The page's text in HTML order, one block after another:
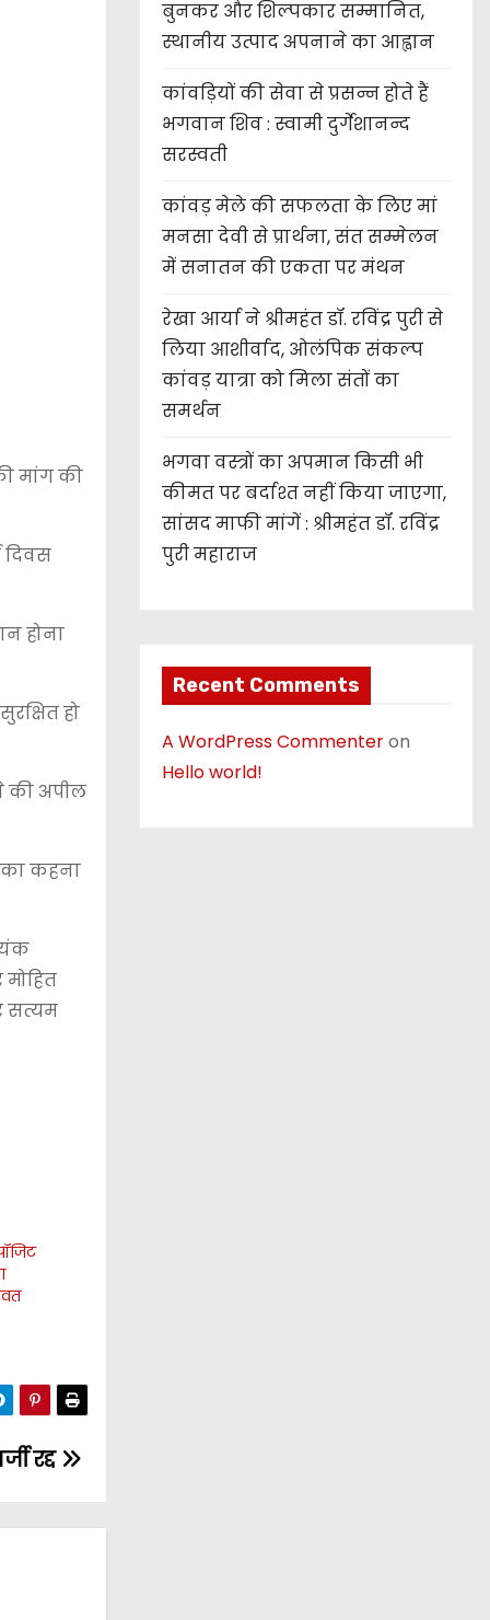
मांग की
दिवस
होना
हो
की अपील
का कहना
सत्यम
रद्द
बुनकर और शिल्पकार सम्मानित,
स्थानीय उत्पाद अपनाने का आह्वान
कांवड़ियों की सेवा से प्रसन्न होते हैं
भगवान शिव : स्वामी दुर्गेशानन्द
सरस्वती
कांवड़ मेले की सफलता के लिए मां
मनसा देवी से प्रार्थना, संत सम्मेलन
में सनातन की एकता पर मंथन
रेखा आर्या ने श्रीमहंत डॉ. रविंद्र पुरी से
लिया आशीर्वाद, ओलंपिक संकल्प
कांवड़ यात्रा को मिला संतों का
समर्थन
भगवा वस्त्रों का अपमान किसी भी
कीमत पर बर्दाश्त नहीं किया जाएगा,
सांसद माफी मांगें : श्रीमहंत डॉ. रविंद्र
पुरी महाराज
Recent Comments
A WordPress Commenteron
Hello world!